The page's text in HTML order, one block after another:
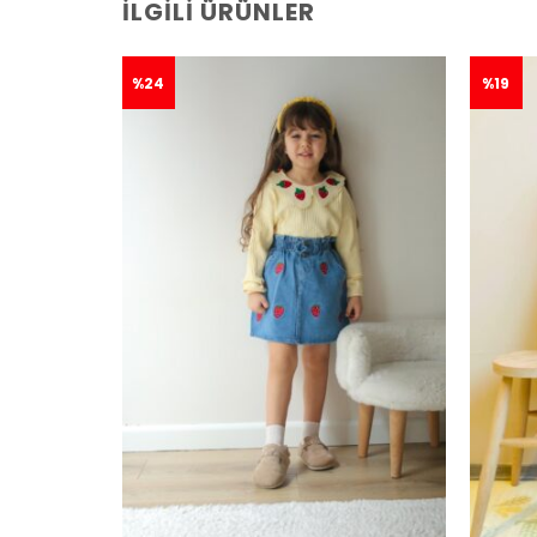
İLGILI ÜRÜNLER
%24 %19